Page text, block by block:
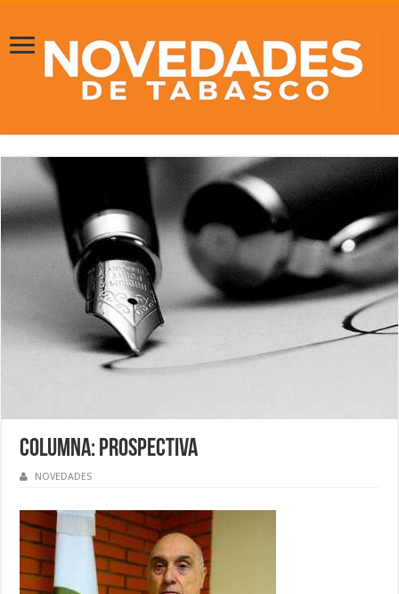
Columna: Prospectiva
NOVEDADES